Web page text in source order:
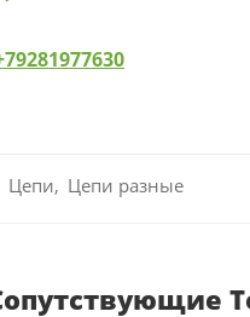
Цепи, Цепи разные